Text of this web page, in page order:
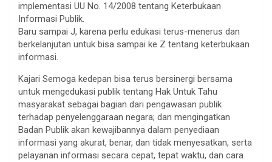
implementasi UU No. 14/2008 tentang Keterbukaan
Informasi Publik.
Baru sampai J, karena perlu edukasi terus-menerus dan
berkelanjutan untuk bisa sampai ke Z tentang keterbukaan
informasi.
Kajari Semoga kedepan bisa terus bersinergi bersama
untuk mengedukasi publik tentang Hak Untuk Tahu
masyarakat sebagai bagian dari pengawasan publik
terhadap penyelenggaraan negara; dan mengingatkan
Badan Publik akan kewajibannya dalam penyediaan
informasi yang akurat, benar, dan tidak menyesatkan, serta
pelayanan informasi secara cepat, tepat waktu, dan cara